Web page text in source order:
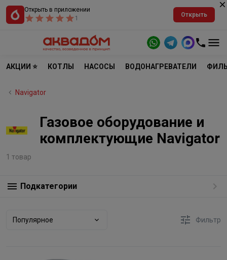
Открыть в приложении
1
Открыть
АКЦИИ ⭐ КОТЛЫ НАСОСЫ ВОДОНАГРЕВАТЕЛИ
Navigator
Газовое оборудование и
комплектующие Navigator
1 товар
Подкатегории
Популярное Фильтр